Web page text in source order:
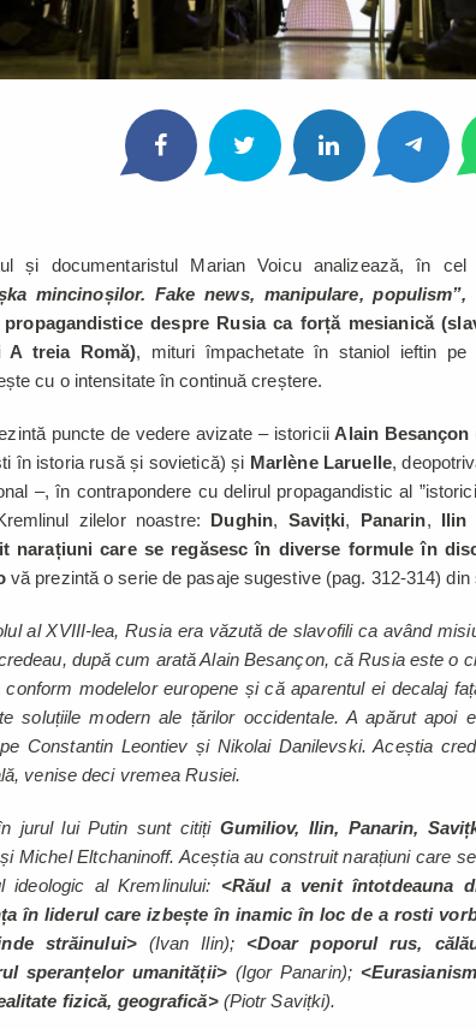
și documentaristul Marian Voicu analizează, în
mincinoșilor. Fake news, manipulare, populism”,
despre Rusia ca forță mesianică
A treia Romă), mituri împachetate în staniol ieftin pe
cu o intensitate în continuă creștere.
puncte de vedere avizate – istoriciiAlain Besançon
în istoria rusă și sovietică) și Marlène Laruelle,
–, în contrapondere cu delirul propagandistic al
zilelor noastre: Dughin, Savițki, Panarin, Ilin
narațiuni care se regăsesc în diverse formule în
vă prezintă o serie de pasaje sugestive (pag. 312-314) din
al XVIII-lea, Rusia era văzută de slavofili ca având
după cum arată Alain Besançon, că Rusia este o
conform modelelor europene și că aparentul ei decalaj
soluțiile modern ale țărilor occidentale. A apărut apoi
Constantin Leontiev și Nikolai Danilevski. Aceștia
venise deci vremea Rusiei.
jurul lui Putin sunt citiți Gumiliov, Ilin, Panarin,
Michel Eltchaninoff. Aceștia au construit narațiuni care
ideologic al Kremlinului: <Răul a venit întotdeauna
în liderul care izbește în inamic în loc de a rosti
străinului>(Ivan Ilin); <Doar poporul rus,
speranțelor umanității>(Igor Panarin);
fizică, geografică>(Piotr Savițki).